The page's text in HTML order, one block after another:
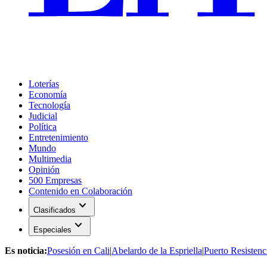
Loterías
Economía
Tecnología
Judicial
Política
Entretenimiento
Mundo
Multimedia
Opinión
500 Empresas
Contenido en Colaboración
Clasificados expand_more
Especiales expand_more
Es noticia:Posesión en Cali|Abelardo de la Espriella|Puerto